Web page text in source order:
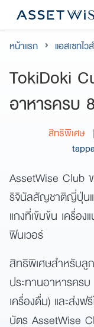
content
หน้าแรก แอสเซทไ
TokiDoki
อาหารครบ
สิทธิพิเศษ |
AssetWise Club
ริจินัลสัญชาติญี่ปุ่น
แกงที่เข้มข้น เครื่อ
ฟินเวอร์
สิทธิพิเศษสำหรับลู
ประทานอาหารคร
เครื่องดื่ม) และส่งฟ
บัตร AssetWise